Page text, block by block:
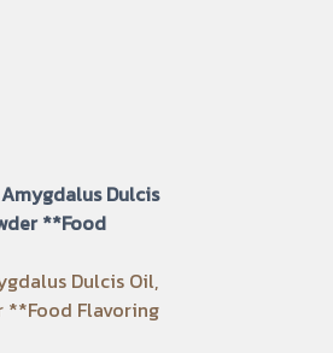
Dulcis
**Food
Dulcis Oil,
**Food Flavoring